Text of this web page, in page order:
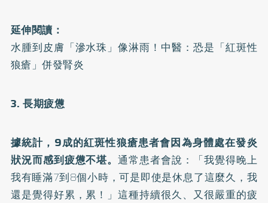
延伸閱讀：
水腫到皮膚「滲水珠」像淋雨！中醫：恐是「紅斑性
狼瘡」併發腎炎
3. 長期疲憊
據統計，9成的紅斑性狼瘡患者會因為身體處在發炎
狀況而感到疲憊不堪。通常患者會說：「我覺得晚上
我有睡滿7到8個小時，可是即使是休息了這麼久，我
還是覺得好累，累！」這種持續很久、又很嚴重的疲